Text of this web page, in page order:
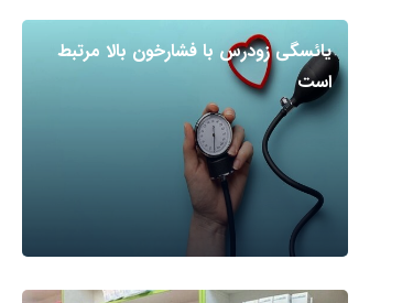
یائسگی زودرس با فشارخون بالا مرتبط
است